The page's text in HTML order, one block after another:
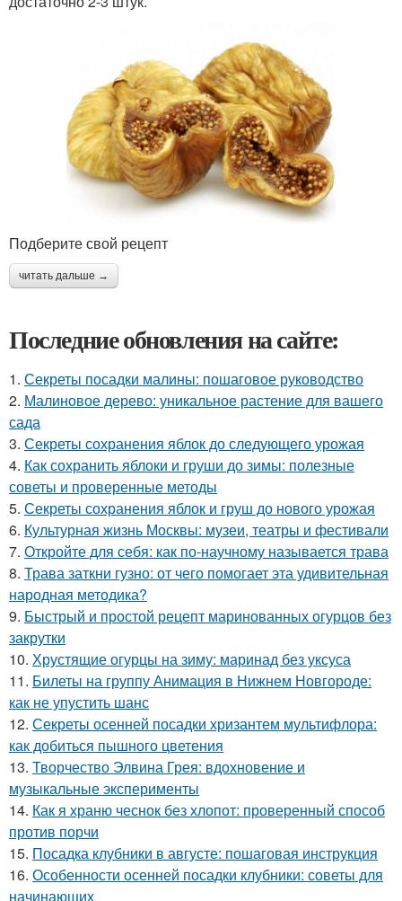
Подберите свой рецепт
читать дальше →
Последние обновления на сайте:
1. Секреты посадки малины: пошаговое руководство
2. Малиновое дерево: уникальное растение для вашего
сада
3. Секреты сохранения яблок до следующего урожая
4. Как сохранить яблоки и груши до зимы: полезные
советы и проверенные методы
5. Секреты сохранения яблок и груш до нового урожая
6. Культурная жизнь Москвы: музеи, театры и фестивали
7. Откройте для себя: как по-научному называется трава
8. Трава заткни гузно: от чего помогает эта удивительная
народная методика?
9. Быстрый и простой рецепт маринованных огурцов без
закрутки
10. Хрустящие огурцы на зиму: маринад без уксуса
11. Билеты на группу Анимация в Нижнем Новгороде:
как не упустить шанс
12. Секреты осенней посадки хризантем мультифлора:
как добиться пышного цветения
13. Творчество Элвина Грея: вдохновение и
музыкальные эксперименты
14. Как я храню чеснок без хлопот: проверенный способ
против порчи
15. Посадка клубники в августе: пошаговая инструкция
16. Особенности осенней посадки клубники: советы для
начинающих